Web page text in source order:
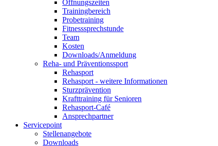
Öffnungszeiten
Trainingbereich
Probetraining
Fitnesssprechstunde
Team
Kosten
Downloads/Anmeldung
Reha- und Präventionssport
Rehasport
Rehasport - weitere Informationen
Sturzprävention
Krafttraining für Senioren
Rehasport-Café
Ansprechpartner
Servicepoint
Stellenangebote
Downloads